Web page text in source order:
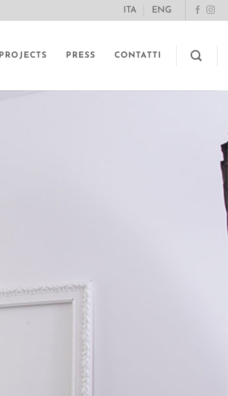
ITA ENG
PROJECTS PRESS CONTATTI